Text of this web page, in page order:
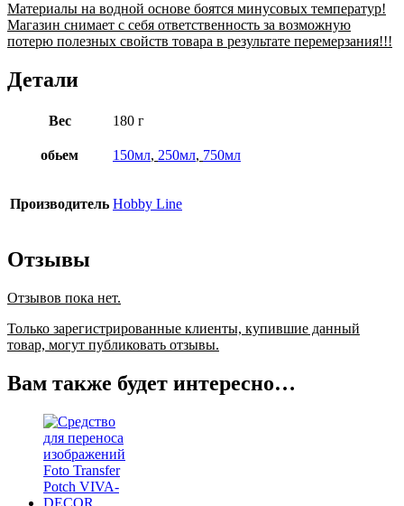
Материалы на водной основе боятся минусовых температур!
Магазин снимает с себя ответственность за возможную
потерю полезных свойств товара в результате перемерзания!!!
Детали
Вес 180 г
обьем 150мл, 250мл, 750мл
Производитель Hobby Line
Отзывы
Отзывов пока нет.
Только зарегистрированные клиенты, купившие данный
товар, могут публиковать отзывы.
Вам также будет интересно…